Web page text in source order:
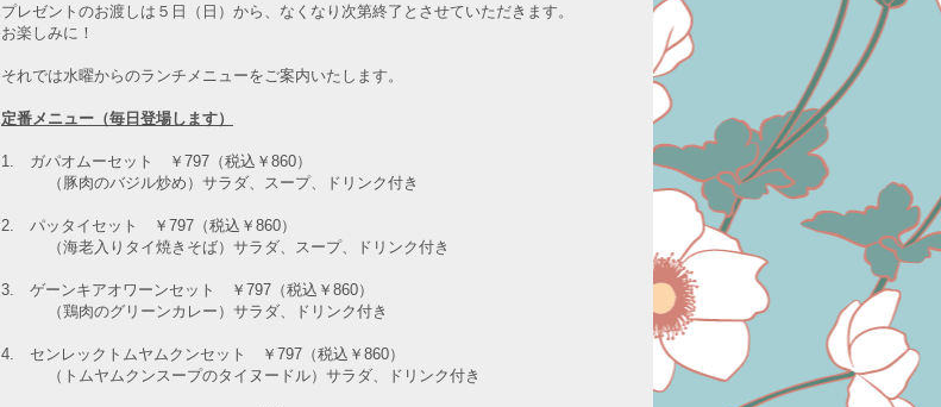
プレゼントのお渡しは５日（日）から、なくなり次第終了とさせていただきます。
お楽しみに！
それでは水曜からのランチメニューをご案内いたします。
定番メニュー（毎日登場します）
1. ガパオムーセット ￥797（税込￥860）
（豚肉のバジル炒め） サラダ、スープ、ドリンク付き
2. パッタイセット ￥797（税込￥860）
（海老入りタイ焼きそば） サラダ、スープ、ドリンク付き
3. ゲーンキアオワーンセット ￥797（税込￥860）
（鶏肉のグリーンカレー） サラダ、ドリンク付き
4. センレックトムヤムクンセット ￥797（税込￥860）
（トムヤムクンスープのタイヌードル） サラダ、ドリンク付き